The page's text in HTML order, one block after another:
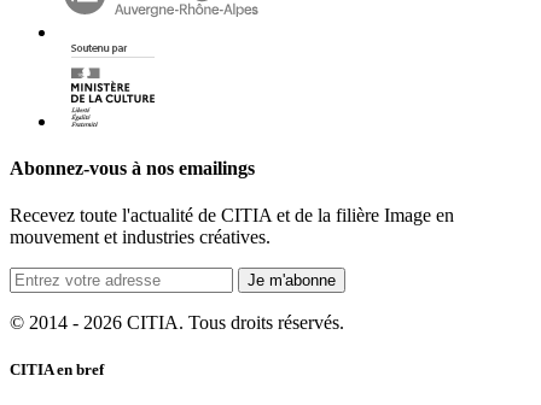
Abonnez-vous à nos emailings
Recevez toute l'actualité de CITIA et de la filière Image en
mouvement et industries créatives.
Je m'abonne
© 2014 - 2026 CITIA. Tous droits réservés.
CITIA en bref